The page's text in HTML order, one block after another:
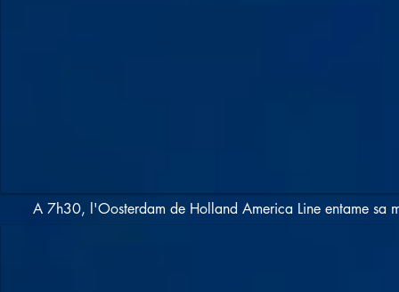
A 7h30, l'Oosterdam de Holland America Line entame sa